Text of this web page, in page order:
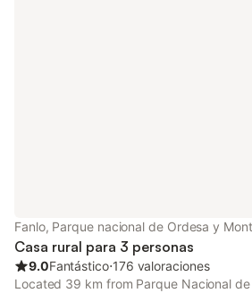
Fanlo, Parque nacional de Ordesa y
Casa rural para 3 personas
9.0Fantástico⋅176 valoraciones
Located 39 km from Parque Nacional